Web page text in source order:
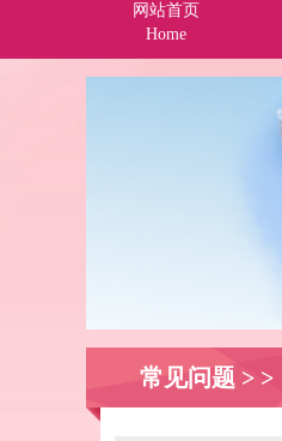
网站首页
Home
常见问题 > >